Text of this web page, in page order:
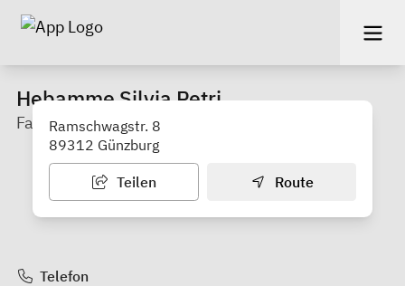
Hebamme Silvia Petri
Familienhebamme
Ramschwagstr. 8
89312 Günzburg
Teilen Route
Telefon